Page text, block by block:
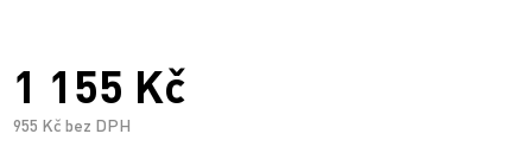
1 155 Kč
955 Kč bez DPH